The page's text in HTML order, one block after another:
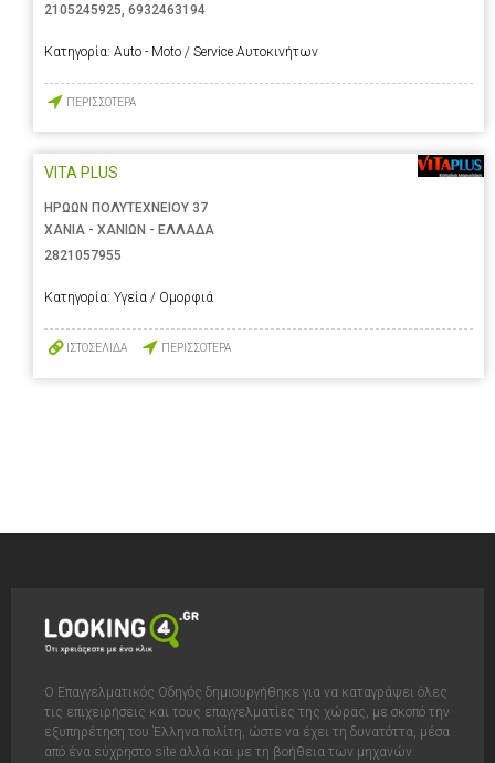
2105245925, 6932463194
Κατηγορία: Auto - Moto / Service Αυτοκινήτων
ΠΕΡΙΣΣΟΤΕΡΑ
VITA PLUS
ΗΡΩΩΝ ΠΟΛΥΤΕΧΝΕΙΟΥ 37
ΧΑΝΙΑ - ΧΑΝΙΩΝ - ΕΛΛΑΔΑ
2821057955
Κατηγορία: Υγεία / Ομορφιά
ΙΣΤΟΣΕΛΙΔΑ ΠΕΡΙΣΣΟΤΕΡΑ
Ο Επαγγελματικός Οδηγός δημιουργήθηκε για να καταγράψει όλες
τις επιχειρήσεις και τους επαγγελματίες της χώρας, με σκοπό την
εξυπηρέτηση του Έλληνα πολίτη, ώστε να έχει τη δυνατόττα, μέσα
από ένα εύχρηστο site αλλά και με τη βοήθεια των μηχανών